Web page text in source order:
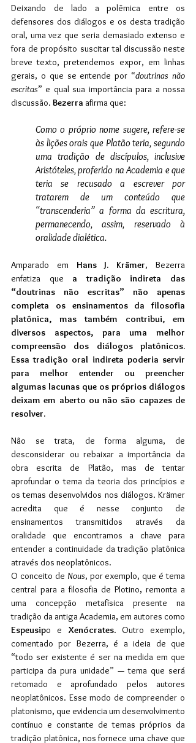
Deixando de lado a polêmica entre os
defensores dos diálogos e os desta tradição
oral, uma vez que seria demasiado extenso e
fora de propósito suscitar tal discussão neste
breve texto, pretendemos expor, em linhas
gerais, o que se entende por “doutrinas não
escritas” e qual sua importância para a nossa
discussão. Bezerra afirma que:
Como o próprio nome sugere, refere-se
às lições orais que Platão teria, segundo
uma tradição de discípulos, inclusive
Aristóteles, proferido na Academia e que
teria se recusado a escrever por
tratarem de um conteúdo que
“transcenderia” a forma da escritura,
permanecendo, assim, reservado à
oralidade dialética.
Amparado em Hans J. Krämer, Bezerra
enfatiza que a tradição indireta das
“doutrinas não escritas” não apenas
completa os ensinamentos da filosofia
platônica, mas também contribui, em
diversos aspectos, para uma melhor
compreensão dos diálogos platônicos.
Essa tradição oral indireta poderia servir
para melhor entender ou preencher
algumas lacunas que os próprios diálogos
deixam em aberto ou não são capazes de
resolver.
Não se trata, de forma alguma, de
desconsiderar ou rebaixar a importância da
obra escrita de Platão, mas de tentar
aprofundar o tema da teoria dos princípios e
os temas desenvolvidos nos diálogos. Krämer
acredita que é nesse conjunto de
ensinamentos transmitidos através da
oralidade que encontramos a chave para
entender a continuidade da tradição platônica
através dos neoplatônicos.
O conceito de Nous, por exemplo, que é tema
central para a filosofia de Plotino, remonta a
uma concepção metafísica presente na
Espeusipo e Xenócrates. Outro exemplo,
comentado por Bezerra, é a ideia de que
“todo ser existente é ser na medida em que
participa da pura unidade” — tema que será
retomado e aprofundado pelos autores
neoplatônicos. Esse modo de compreender o
platonismo, que evidencia um desenvolvimento
contínuo e constante de temas próprios da
tradição platônica, nos fornece uma chave que